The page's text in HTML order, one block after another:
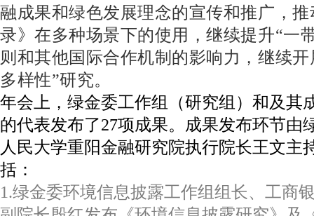
融成果和绿色发展理念的宣传和推广，
录》在多种场景下的使用，继续提升“一
则和其他国际合作机制的影响力，继续
多样性”研究。
年会上，绿金委工作组（研究组）和及其
的代表发布了27项成果。成果发布环节由
人民大学重阳金融研究院执行院长王文主
括：
1.绿金委环境信息披露工作组组长、工商